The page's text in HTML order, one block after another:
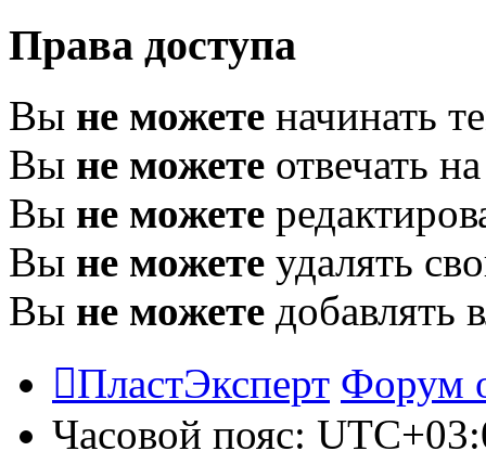
Права доступа
Вы не можете начинать
Вы не можете отвечать
Вы не можете
Вы не можете удалять
Вы не можете добавлять
ПластЭксперт Форум
Часовой пояс: